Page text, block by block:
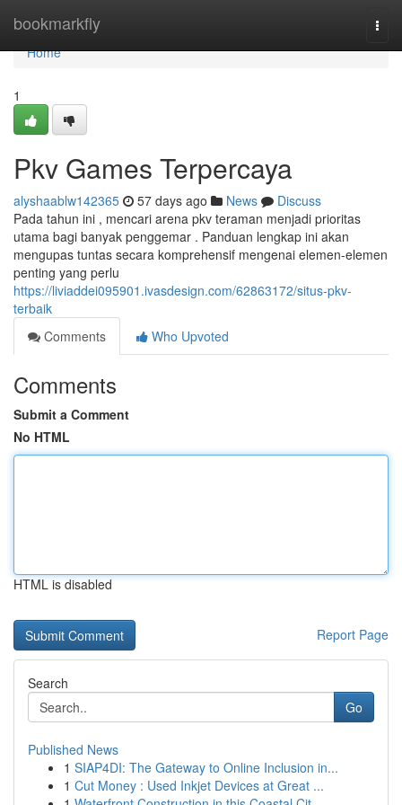
bookmarkfly
Home
Home
1
Pkv Games Terpercaya
alyshaablw142365 57 days ago News
Discuss
Pada tahun ini , mencari arena pkv teraman menjadi prioritas
utama bagi banyak penggemar . Panduan lengkap ini akan
mengupas tuntas secara komprehensif mengenai elemen-elemen
penting yang perlu
https://liviaddei095901.ivasdesign.com/62863172/situs-pkv-
terbaik
Comments
Who Upvoted
Comments
Submit a Comment
No HTML
HTML is disabled
Report Page
Search
Go
Published News
1 SIAP4DI: The Gateway to Online Inclusion in...
1 Cut Money : Used Inkjet Devices at Great ...